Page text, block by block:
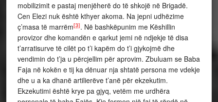
mobilizimit e pastaj menjëherë do të shkojë në Brigadë.
Cen Elezi nuk është kthyer akoma. Na jepni udhëzime
ç’masa të marrëm[3]. Në bashkëpunim me Këshillin
provizor dhe komandën e qarkut jemi në ndjekje të disa
t’arratisurve të cilët po t’i kapëm do t’i gjykojmë dhe
vendimin do t’ja u përcjellim për aprovim. Zbuluam se Baba
Faja në kokën e tij ka dënuar nja shtatë persona me vdekje
dhe u a ka dhanë artilierëve t’anë për ekzekutim.
Ekzekutimi është krye pa gjyq, vetëm me urdhëra